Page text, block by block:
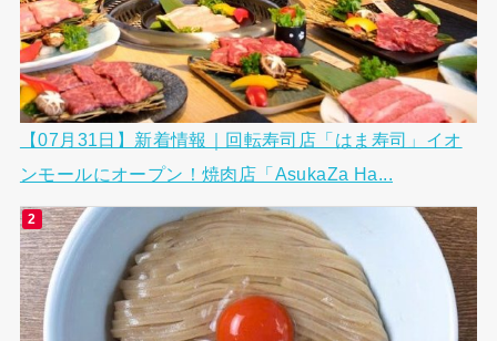
【07月31日】新着情報｜回転寿司店「はま寿司」イオ
ンモールにオープン！焼肉店「AsukaZa Ha...